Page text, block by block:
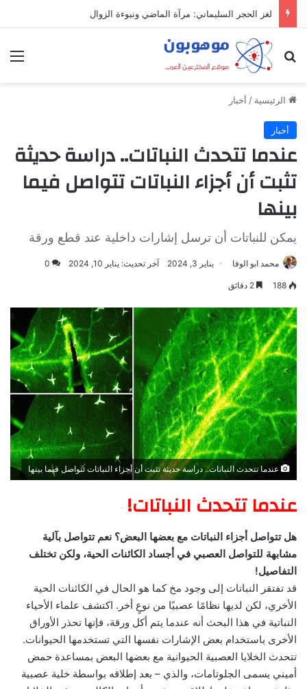
بحث عن
الرئيسية / أخبار
أخبار
عندما تتحدث النباتات.. دراسة حديثة
تثبت أن أجزاء النباتات تتواصل فيما
بينها
يمكن للنباتات أن ترسل إشارات داخلية عند قطع ورقة
محمد ابو الوفا يناير 3, 2024 آخر تحديث: يناير 10, 2024 0
188
عندما تتحدث النباتات.. دراسة حديثة تثبت أن أجزاء النباتات تتواصل فيما بينها
عندما تتحدث النباتات!
هل تتواصل أجزاء النباتات مع بعضها البعض؟ نعم تتواصل بآلية
مشابهة للتواصل العصبي في أجساد الكائنات الحية، ولكن تختلف
التفاصيل!
قد تفتقر النباتات إلى وجود مخ كما هو الحال في الكائنات الحية
الأخري، لكن لديها نظامًا عصبيًا من نوعٍ أخر. اكتشف علماء الأحياء
النباتية في هذا البحث أنه عندما يتم أكل ورقة، فإنها تحذر الأوراق
الأخرى باستخدام بعض الإشارات نفسها التي تستخدمها الحيوانات.
تتحدث الخلايا العصبية الحيوانية مع بعضها البعض بمساعدة حمض
أميني يسمى الجلوتامات، والذي – بعد إطلاقه بواسطة خلية عصبية